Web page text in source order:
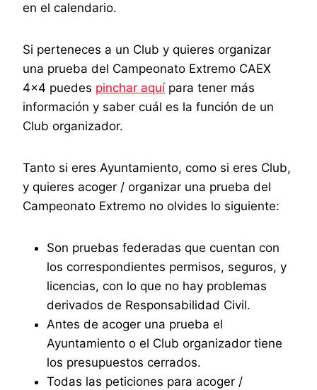
en el calendario.
Si perteneces a un Club y quieres organizar
una prueba del Campeonato Extremo CAEX
4×4 puedes pinchar aquí para tener más
información y saber cuál es la función de un
Club organizador.
Tanto si eres Ayuntamiento, como si eres Club,
y quieres acoger / organizar una prueba del
Campeonato Extremo no olvides lo siguiente:
Son pruebas federadas que cuentan con
los correspondientes permisos, seguros, y
licencias, con lo que no hay problemas
derivados de Responsabilidad Civil.
Antes de acoger una prueba el
Ayuntamiento o el Club organizador tiene
los presupuestos cerrados.
Todas las peticiones para acoger /